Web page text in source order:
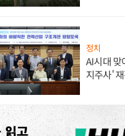
정치
AI시대 맞
지주사'